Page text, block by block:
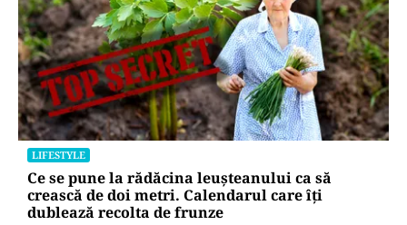
LIFESTYLE
Ce se pune la rădăcina leușteanului ca să
crească de doi metri. Calendarul care îți
dublează recolta de frunze